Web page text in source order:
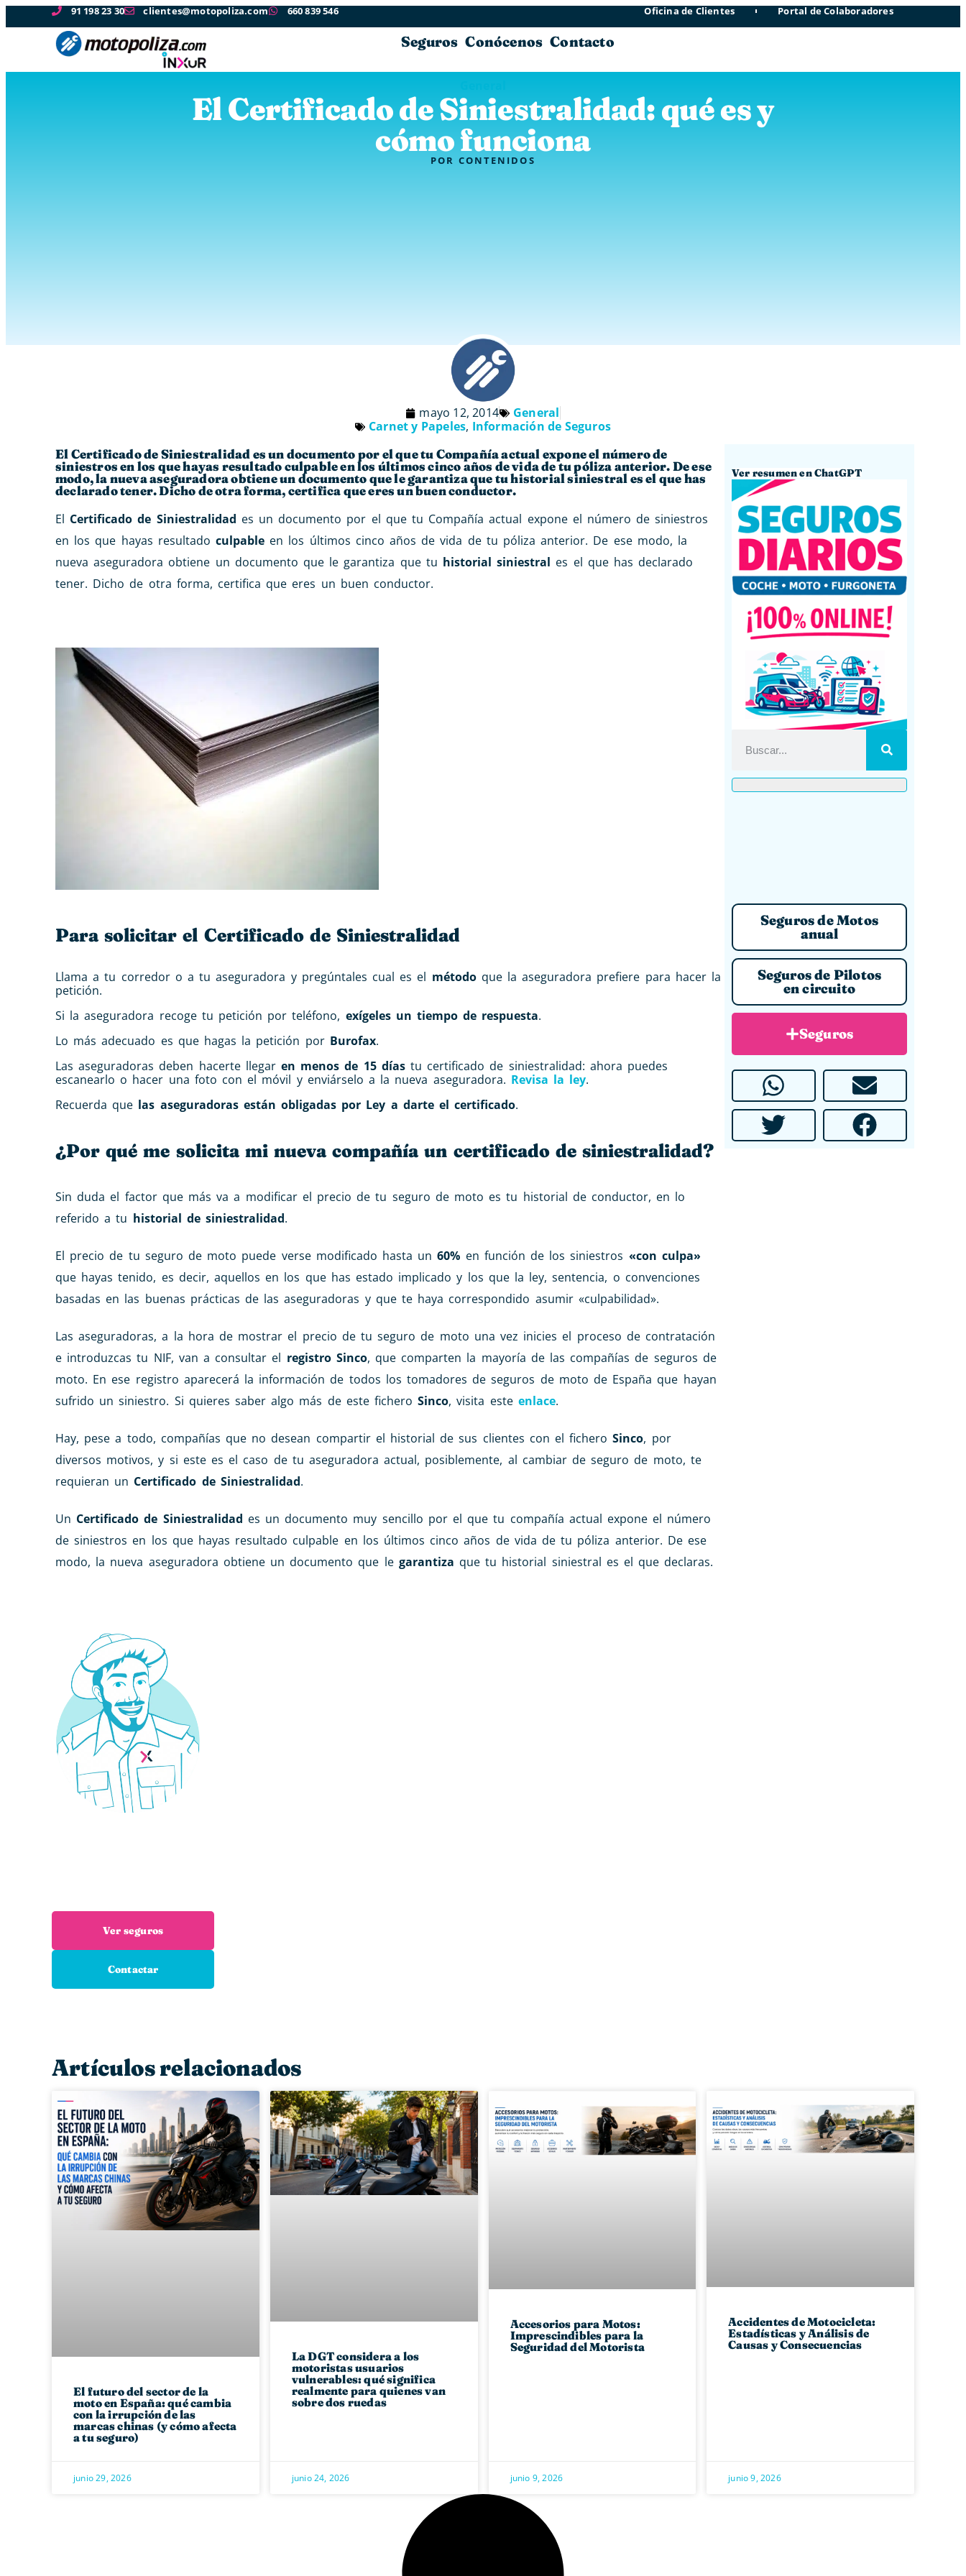
91 198 23 30 clientes@motopoliza.com 660 839 546 Oficina de Clientes Portal de Colaboradores
Seguros Conócenos Contacto
El Certificado de Siniestralidad: qué es y
cómo funciona
POR CONTENIDOS
mayo 12, 2014
General
Carnet y Papeles, Información de Seguros
El Certificado de Siniestralidad es un documento por el que tu Compañía actual expone el número de
siniestros en los que hayas resultado culpable en los últimos cinco años de vida de tu póliza anterior. De ese
modo, la nueva aseguradora obtiene un documento que le garantiza que tu historial siniestral es el que has
declarado tener. Dicho de otra forma, certifica que eres un buen conductor.
El Certificado de Siniestralidad es un documento por el que tu Compañía actual expone el número de siniestros
en los que hayas resultado culpable en los últimos cinco años de vida de tu póliza anterior. De ese modo, la
nueva aseguradora obtiene un documento que le garantiza que tu historial siniestral es el que has declarado
tener. Dicho de otra forma, certifica que eres un buen conductor.
Para solicitar el Certificado de Siniestralidad
Llama a tu corredor o a tu aseguradora y pregúntales cual es el métodoque la aseguradora prefiere para hacer la
petición.
Si la aseguradora recoge tu petición por teléfono, exígeles un tiempo de respuesta.
Lo más adecuado es que hagas la petición por Burofax.
Las aseguradoras deben hacerte llegar en menos de 15 díastu certificado de siniestralidad: ahora puedes
escanearlo o hacer una foto con el móvil y enviárselo a la nueva aseguradora. Revisa la ley.
Recuerda que las aseguradoras están obligadas por Ley a darte el certificado.
¿Por qué me solicita mi nueva compañía un certificado de siniestralidad?
Sin duda el factor que más va a modificar el precio de tu seguro de moto es tu historial de conductor, en lo
referido a tu historial de siniestralidad.
El precio de tu seguro de moto puede verse modificado hasta un 60% en función de los siniestros «con culpa»
que hayas tenido, es decir, aquellos en los que has estado implicado y los que la ley, sentencia, o convenciones
basadas en las buenas prácticas de las aseguradoras y que te haya correspondido asumir «culpabilidad».
Las aseguradoras, a la hora de mostrar el precio de tu seguro de moto una vez inicies el proceso de contratación
e introduzcas tu NIF, van a consultar el registro Sinco, que comparten la mayoría de las compañías de seguros de
moto. En ese registro aparecerá la información de todos los tomadores de seguros de moto de España que hayan
sufrido un siniestro. Si quieres saber algo más de este ficheroSinco, visita este enlace.
Hay, pese a todo, compañías que no desean compartir el historial de sus clientes con el ficheroSinco, por
diversos motivos, y si este es el caso de tu aseguradora actual, posiblemente, al cambiar de seguro de moto, te
requieran un Certificado de Siniestralidad.
Un Certificado de Siniestralidad es un documento muy sencillo por el que tu compañía actual expone el número
de siniestros en los que hayas resultado culpable en los últimos cinco años de vida de tu póliza anterior. De ese
modo, la nueva aseguradora obtiene un documento que legarantiza que tu historial siniestral es el que declaras.
Ver resumen en ChatGPT
Seguros de Motos
anual
Seguros de Pilotos
en circuito
Seguros
Ver seguros
Contactar
Artículos relacionados
El futuro del sector de la
moto en España: qué cambia
con la irrupción de las
marcas chinas (y cómo afecta
a tu seguro)
junio 29, 2026
La DGT considera a los
motoristas usuarios
vulnerables: qué significa
realmente para quienes van
sobre dos ruedas
junio 24, 2026
Accesorios para Motos:
Imprescindibles para la
Seguridad del Motorista
junio 9, 2026
Accidentes de Motocicleta:
Estadísticas y Análisis de
Causas y Consecuencias
junio 9, 2026